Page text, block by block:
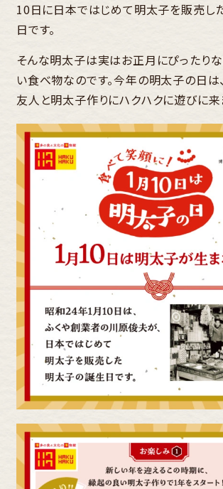
10日に日本ではじめて明太子を販売し
日です。
そんな明太子は実はお正月にぴったり
い食べ物なのです。今年の明太子の日は
友人と明太子作りにハクハクに遊びに来